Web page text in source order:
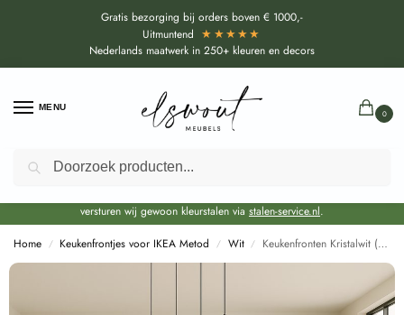
Gratis bezorging bij orders boven € 1000,-
Uitmuntend ★★★★★
Nederlands maatwerk in 250+ kleuren en decors
MENU
0
Door de bouwvakperiode geldt voor alle collecties momenteel een EXTRA
levertijd van circa 3-4 weken bovenop de reguliere levertijd.
versturen wij gewoon kleurstalen via stalen-service.nl.
Home / Keukenfrontjes voor IKEA Metod / Wit / Keukenfronten Kristalwit (U11026 HG|RAL9016) voor IKEA Metod